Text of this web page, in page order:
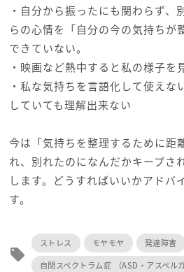
・自分から振ったにも関わらず、
らの心情を「自分の今の気持ちが
できていない。
・映画など熱中すると私の様子を
・私な気持ちを言語化して使えな
していても理解出来ない
今は「気持ちを整理するために距
れ、別れたのになんだかキープさ
します。どうすればいいかアドバ
す。
local_offer
ストレス モヤモヤ
発達障害
自閉スペクトラム症 （ASD・アスペル